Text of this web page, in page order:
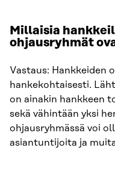
Millaisia
ohjausryhmät
Vastaus: Hankkeiden
hankekohtaisesti.
on ainakin hankkeen
sekä vähintään yksi
ohjausryhmässä voi
asiantuntijoita ja